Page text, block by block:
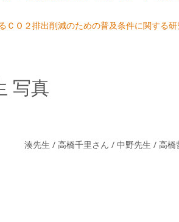
ＣＯ２排出削減のための普及条件に関する
写真
湊先生 / 高橋千里さん / 中野先生 / 高